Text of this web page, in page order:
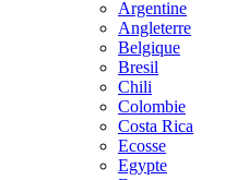
Argentine
Angleterre
Belgique
Bresil
Chili
Colombie
Costa Rica
Ecosse
Egypte